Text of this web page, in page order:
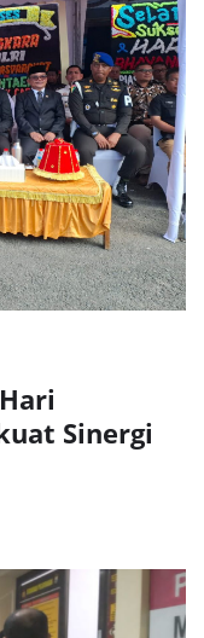
Sinergi